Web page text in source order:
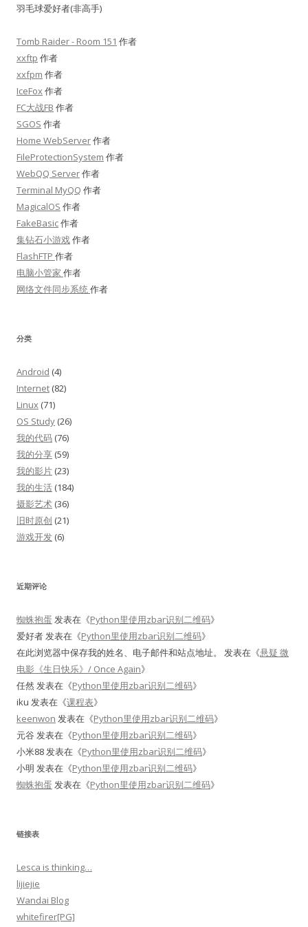
羽毛球爱好者(非高手)
Tomb Raider - Room 151 作者
xxftp 作者
xxfpm 作者
IceFox作者
FC大战FB 作者
SGOS 作者
Home WebServer作者
FileProtectionSystem 作者
WebQQ Server作者
Terminal MyQQ 作者
MagicalOS 作者
FakeBasic作者
集钻石小游戏作者
FlashFTP 作者
电脑小管家 作者
网络文件同步系统作者
分类
Android (4)
Internet (82)
Linux (71)
OS Study (26)
我的代码 (76)
我的分享 (59)
我的影片 (23)
我的生活 (184)
摄影艺术 (36)
旧时原创 (21)
游戏开发 (6)
近期评论
蜘蛛抱蛋 发表在《Python里使用zbar识别二维码》
爱好者发表在《Python里使用zbar识别二维码》
在此浏览器中保存我的姓名、电子邮件和站点地址。
发表在《悬疑 微
电影《生日快乐》/ Once Again》
任然 发表在《Python里使用zbar识别二维码》
iku 发表在《课程表》
keenwon 发表在《Python里使用zbar识别二维码》
元谷发表在《Python里使用zbar识别二维码》
小米88发表在《Python里使用zbar识别二维码》
小明 发表在《Python里使用zbar识别二维码》
蜘蛛抱蛋 发表在《Python里使用zbar识别二维码》
链接表
Lesca is thinking…
lijiejie
Wandai Blog
whitefirer[PG]